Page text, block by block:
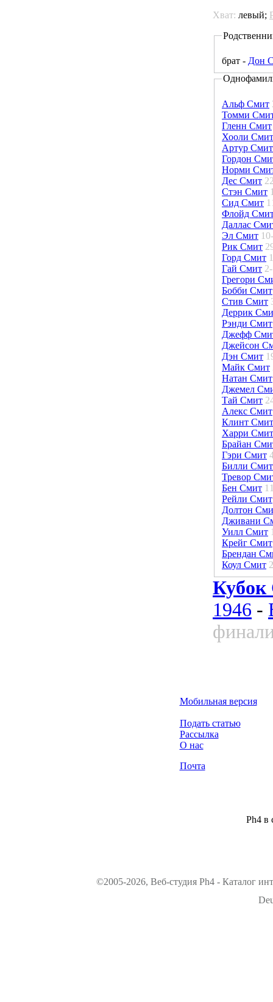
Хват: левый;
брат - Дон
Альф Смит
Томми
Гленн Смит
Хооли Смит
Артур Смит
Гордон
Норми
Дес Смит
Стэн Смит
Сид Смит
Флойд
Даллас
Эл Смит
Рик Смит
Горд Смит
Гай Смит
Грегори
Бобби Смит
Стив Смит
Деррик
Рэнди Смит
Джефф
Джейсон
Дэн Смит
Майк Смит
Натан Смит
Джемел
Тай Смит
Алекс Смит
Клинт Смит
Харри Смит
Брайан
Гэри Смит
Билли Смит
Тревор
Бен Смит
Рейли Смит
Долтон
Дживани
Уилл Смит
Крейг Смит
Брендан
Коул Смит
Кубок
1946 -
Мобильная версия
Подать статью
Рассылка
О нас
Почта
Ph4 в
©2005-2026, Веб-студия Ph4 - Каталог